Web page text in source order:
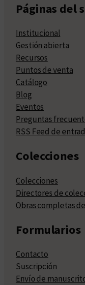
Páginas del
Institucional
Gestión abierta
Recursos
Puntos de venta
Catálogo
Blog
Eventos
Preguntas
RSS Feed de
Colecciones
Colecciones
Directores de
Obras completas
Formularios
Contacto
Suscripción
Envío de